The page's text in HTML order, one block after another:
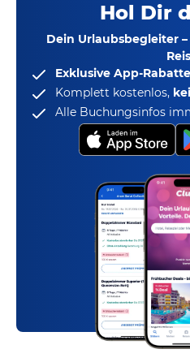
Hol Dir
Dein Urlaubsbegleiter
Exklusive App-Rabatte
Komplett kostenlos,
Alle Buchungsinfos